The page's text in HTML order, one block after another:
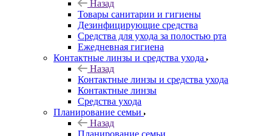
Назад
Товары санитарии и гигиены
Дезинфицирующие средства
Средства для ухода за полостью рта
Ежедневная гигиена
Контактные линзы и средства ухода
Назад
Контактные линзы и средства ухода
Контактные линзы
Средства ухода
Планирование семьи
Назад
Планирование семьи